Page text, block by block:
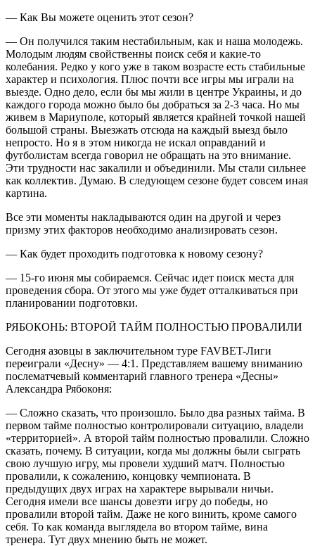
— Как Вы можете оценить этот сезон?
— Он получился таким нестабильным, как и наша молодежь.
Молодым людям свойственны поиск себя и какие-то
колебания. Редко у кого уже в таком возрасте есть стабильные
характер и психология. Плюс почти все игры мы играли на
выезде. Одно дело, если бы мы жили в центре Украины, и до
каждого города можно было бы добраться за 2-3 часа. Но мы
живем в Мариуполе, который является крайней точкой нашей
большой страны. Выезжать отсюда на каждый выезд было
непросто. Но я в этом никогда не искал оправданий и
футболистам всегда говорил не обращать на это внимание.
Эти трудности нас закалили и объединили. Мы стали сильнее
как коллектив. Думаю. В следующем сезоне будет совсем иная
картина.
Все эти моменты накладываются один на другой и через
призму этих факторов необходимо анализировать сезон.
— Как будет проходить подготовка к новому сезону?
— 15-го июня мы собираемся. Сейчас идет поиск места для
проведения сбора. От этого мы уже будет отталкиваться при
планировании подготовки.
РЯБОКОНЬ: ВТОРОЙ ТАЙМ ПОЛНОСТЬЮ ПРОВАЛИЛИ
Сегодня азовцы в заключительном туре FAVBET-Лиги
переиграли «Десну» — 4:1. Представляем вашему вниманию
послематчевый комментарий главного тренера «Десны»
Александра Рябоконя:
— Сложно сказать, что произошло. Было два разных тайма. В
первом тайме полностью контролировали ситуацию, владели
«территорией». А второй тайм полностью провалили. Сложно
сказать, почему. В ситуации, когда мы должны были сыграть
свою лучшую игру, мы провели худший матч. Полностью
провалили, к сожалению, концовку чемпионата. В
предыдущих двух играх на характере вырывали ничьи.
Сегодня имели все шансы довезти игру до победы, но
провалили второй тайм. Даже не кого винить, кроме самого
себя. То как команда выглядела во втором тайме, вина
тренера. Тут двух мнению быть не может.